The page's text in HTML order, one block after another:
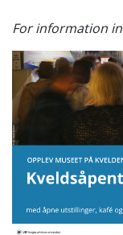
For information